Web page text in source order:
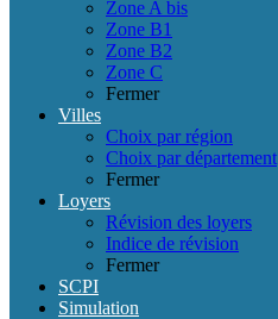
Zone A bis
Zone B1
Zone B2
Zone C
Fermer
Villes
Choix par région
Choix par département
Fermer
Loyers
Révision des loyers
Indice de révision
Fermer
SCPI
Simulation